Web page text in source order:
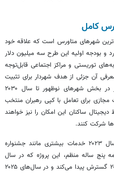
کامل
شهرهای متاورس است که علاقه خود
و بودجه اولیه این طرح سه میلیون دلار
توریستی و مراکز اجتماعی قابل‌توجه
آن جزئی از هدف شهردار برای تثبیت
موقعیت سئول به‌عنوان یک رهبر بازار در بخش شهرهای نوظهور تا سال ۲۰۳۰
برای تعامل با کپی رهبران منتخب
ساکنان این امکان را نیز خواهند
شرکت کنند.
دوقلوی دیجیتال سئول قصد دارد از سال ۲۰۲۳ خدمات بیشتری مانند جشنواره
پنج ساله منظم، این پروژه که در سال
۲۰۲۲ آغاز شد، در سال‌های ۲۰۲۳ و ۲۰۲۴ گسترش پیدا می‌کند و در سال‌های ۲۰۲۵